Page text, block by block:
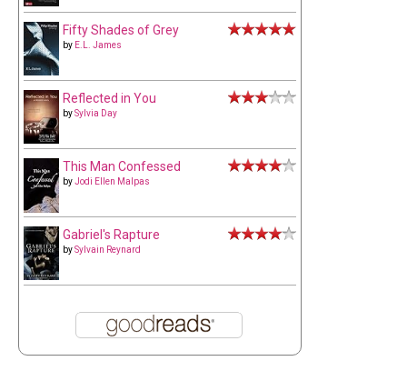
Fifty Shades of Grey
by E.L. James
Reflected in You
bySylvia Day
This Man Confessed
byJodi Ellen Malpas
Gabriel's Rapture
bySylvain Reynard